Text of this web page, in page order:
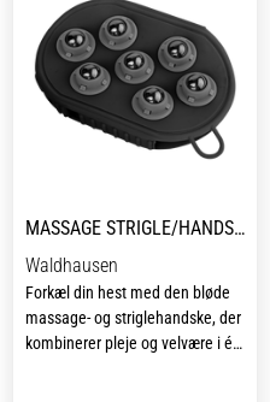
behagelig at arbejde med. Med
sin alsidighed er den et
uundværligt redskab i enhver
stald, uanset om det er til den
daglige pleje eller til mere
grundig vask før stævner og
MASSAGE STRIGLE/HANDSKE MED KUGLER
Waldhausen
Forkæl din hest med den bløde
massage- og striglehandske, der
kombinerer pleje og velvære i ét.